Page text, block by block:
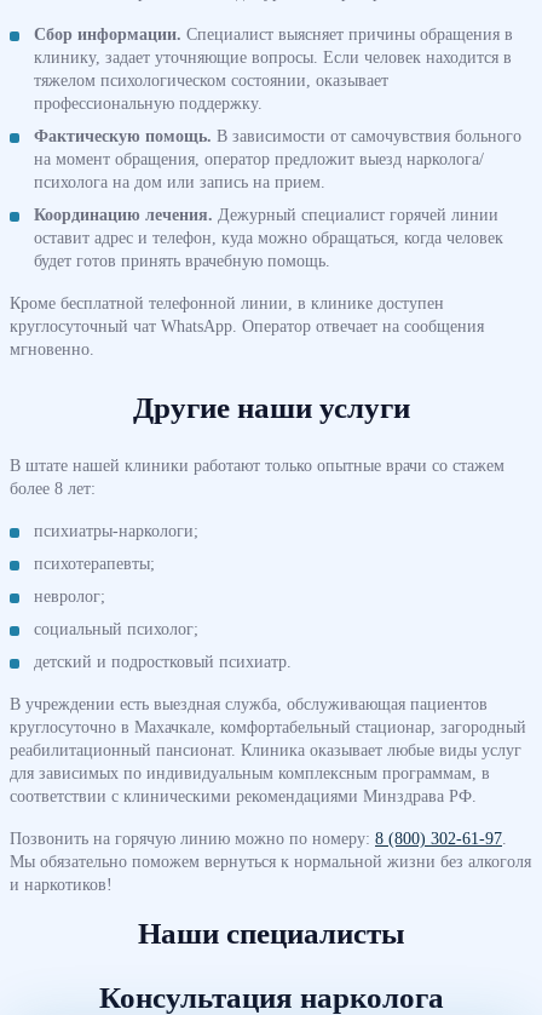
Сбор информации. Специалист выясняет причины обращения в
клинику, задает уточняющие вопросы. Если человек находится в
тяжелом психологическом состоянии, оказывает
профессиональную поддержку.
Фактическую помощь. В зависимости от самочувствия больного
на момент обращения, оператор предложит выезд нарколога/
психолога на дом или запись на прием.
Координацию лечения. Дежурный специалист горячей линии
оставит адрес и телефон, куда можно обращаться, когда человек
будет готов принять врачебную помощь.
Кроме бесплатной телефонной линии, в клинике доступен
круглосуточный чат WhatsApp. Оператор отвечает на сообщения
мгновенно.
Другие наши услуги
В штате нашей клиники работают только опытные врачи со стажем
более 8 лет:
психиатры-наркологи;
психотерапевты;
невролог;
социальный психолог;
детский и подростковый психиатр.
В учреждении есть выездная служба, обслуживающая пациентов
круглосуточно в Махачкале, комфортабельный стационар, загородный
реабилитационный пансионат. Клиника оказывает любые виды услуг
для зависимых по индивидуальным комплексным программам, в
соответствии с клиническими рекомендациями Минздрава РФ.
Позвонить на горячую линию можно по номеру: 8 (800) 302-61-97
Мы обязательно поможем вернуться к нормальной жизни без алкоголя
и наркотиков!
Наши специалисты
Консультация нарколога